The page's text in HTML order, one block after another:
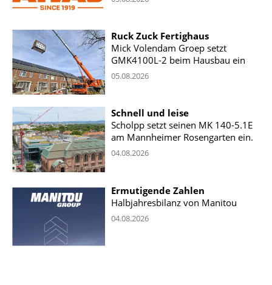
Ruck Zuck Fertighaus
Mick Volendam Groep setzt
GMK4100L-2 beim Hausbau ein
05.08.2026
Schnell und leise
Scholpp setzt seinen MK 140-5.1E
am Mannheimer Rosengarten ein.
04.08.2026
Ermutigende Zahlen
Halbjahresbilanz von Manitou
04.08.2026